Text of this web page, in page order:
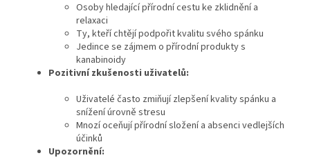
Osoby hledající přírodní cestu ke zklidnění a
relaxaci
Ty, kteří chtějí podpořit kvalitu svého spánku
Jedince se zájmem o přírodní produkty s
kanabinoidy
Pozitivní zkušenosti uživatelů:
Uživatelé často zmiňují zlepšení kvality spánku a
snížení úrovně stresu
Mnozí oceňují přírodní složení a absenci vedlejších
účinků
Upozornění: